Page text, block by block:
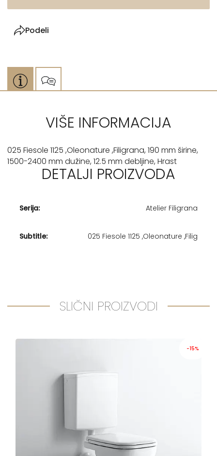
Podeli
VIŠE INFORMACIJA
025 Fiesole 1125 ,Oleonature ,Filigrana, 190 mm širine,
1500-2400 mm dužine, 12.5 mm debljine, Hrast
DETALJI PROIZVODA
Serija: Atelier Filigrana
Subtitle: 025 Fiesole 1125 ,Oleonature ,Filig
SLIČNI PROIZVODI
-15%